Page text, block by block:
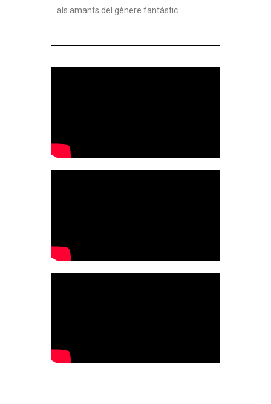
als amants del gènere fantàstic.